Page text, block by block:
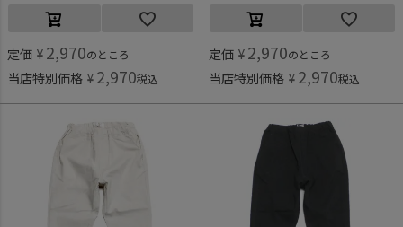
定価 ¥ 2,970のところ
当店特別価格 ¥ 2,970税込
定価 ¥ 2,970のところ
当店特別価格 ¥ 2,970税込